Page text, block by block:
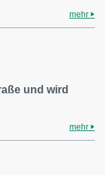
mehr
und wird
mehr